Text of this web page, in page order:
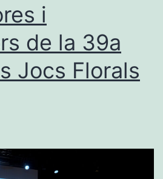
i
de la 39a
Jocs Florals